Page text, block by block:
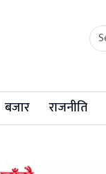
बजार राजनीति